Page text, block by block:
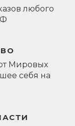
любого
Мировых
себя на